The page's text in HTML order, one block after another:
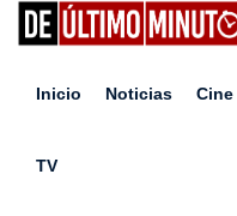
Inicio Noticias Cine
TV